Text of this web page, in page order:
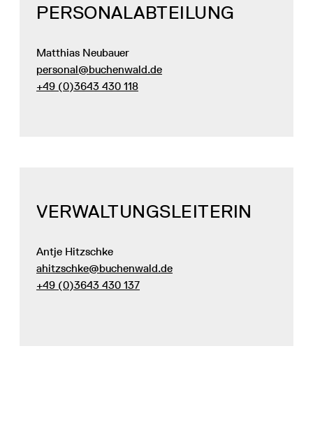
PERSONALABTEILUNG
Matthias Neubauer
personal@buchenwald.de
+49 (0)3643 430 118
VERWALTUNGS­LEITERIN
Antje Hitzschke
ahitzschke@buchenwald.de
+49 (0)3643 430 137